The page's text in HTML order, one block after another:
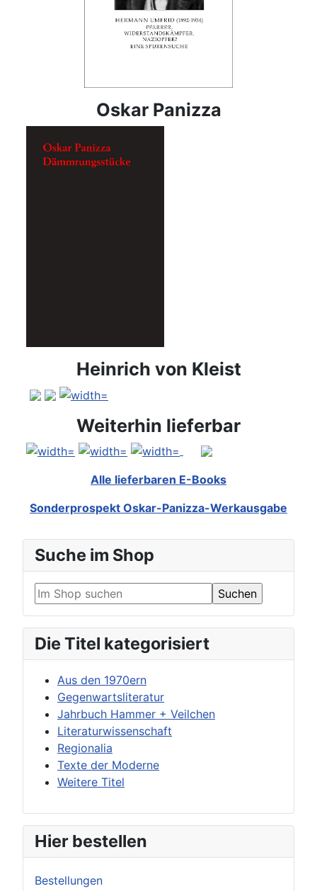
Oskar Panizza
Heinrich von Kleist
Weiterhin lieferbar
Alle lieferbaren E-Books
Sonderprospekt Oskar-Panizza-Werkausgabe
Suche im Shop
Die Titel kategorisiert
Aus den 1970ern
Gegenwartsliteratur
Jahrbuch Hammer + Veilchen
Literaturwissenschaft
Regionalia
Texte der Moderne
Weitere Titel
Hier bestellen
Bestellungen